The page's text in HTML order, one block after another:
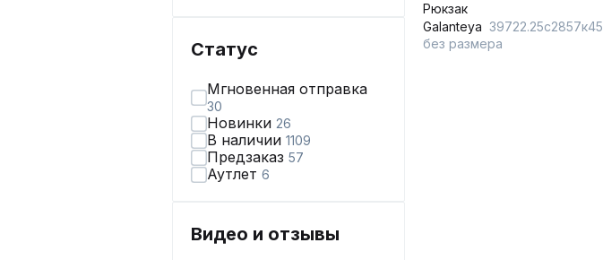
Статус
Мгновенная отправка
30
Новинки 26
В наличии 1109
Предзаказ 57
Аутлет 6
Видео и отзывы
Рюкзак
Galanteya 39722.25с2857к45 серый
без размера